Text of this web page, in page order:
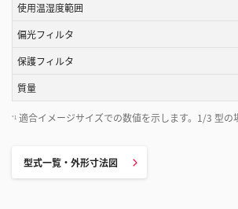
使用温湿度範囲
偏光フィルタ
保護フィルタ
質量
*1 適合イメージサイズでの数値を示します。1/3 型の
型式一覧・外形寸法図